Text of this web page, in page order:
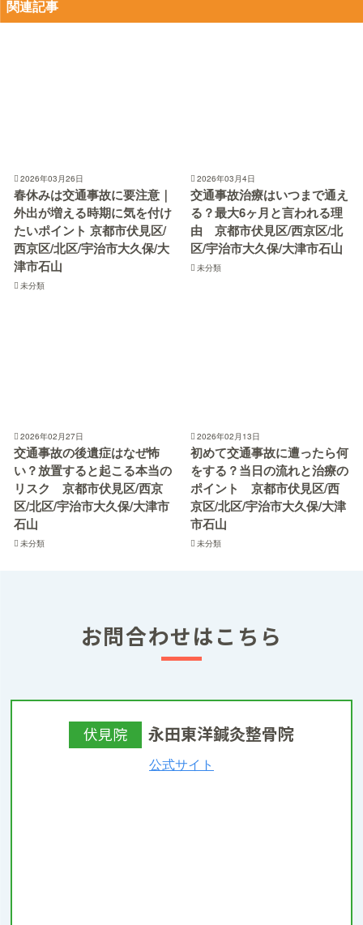
関連記事
2026年03月26日
春休みは交通事故に要注意｜
外出が増える時期に気を付け
たいポイント 京都市伏見区/
西京区/北区/宇治市大久保/大
津市石山
未分類
2026年03月4日
交通事故治療はいつまで通え
る？最大6ヶ月と言われる理
由 京都市伏見区/西京区/北
区/宇治市大久保/大津市石山
未分類
2026年02月27日
交通事故の後遺症はなぜ怖
い？放置すると起こる本当の
リスク 京都市伏見区/西京
区/北区/宇治市大久保/大津市
石山
未分類
2026年02月13日
初めて交通事故に遭ったら何
をする？当日の流れと治療の
ポイント 京都市伏見区/西
京区/北区/宇治市大久保/大津
市石山
未分類
お問合わせはこちら
伏見院 永田東洋鍼灸整骨院
公式サイト